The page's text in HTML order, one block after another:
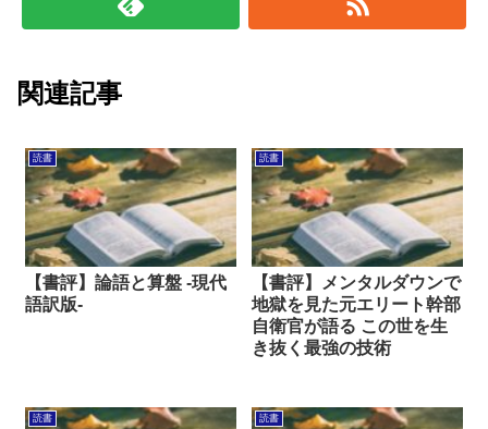
関連記事
読書
【書評】論語と算盤 -現代
語訳版-
読書
【書評】メンタルダウンで
地獄を見た元エリート幹部
自衛官が語る この世を生
き抜く最強の技術
読書 読書